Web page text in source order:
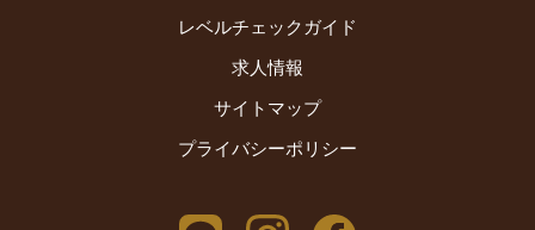
レベルチェックガイド
求人情報
サイトマップ
プライバシーポリシー